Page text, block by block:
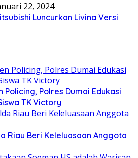
22, 2024
Luncurkan Livina Versi
Policing, Polres Dumai Edukasi
TK Victory
Riau Beri Keleluasaan Anggota